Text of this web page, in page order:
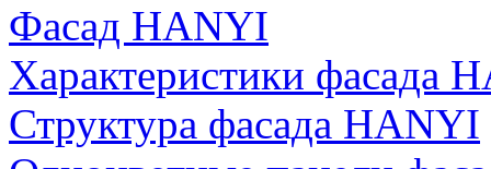
Фасад HANYI
Характеристики фасада
Структура фасада HANYI